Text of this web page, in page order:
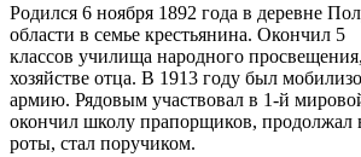
Родился 6 ноября 1892 года в деревне
области в семье крестьянина. Окончил 5
классов училища народного
хозяйстве отца. В 1913 году был
армию. Рядовым участвовал в 1-й
окончил школу прапорщиков, продолжал
роты, стал поручиком.